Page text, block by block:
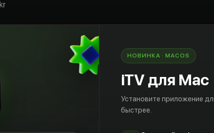
НОВИНКА · MACOS
iTV для Mac
Установите приложение
быстрее.